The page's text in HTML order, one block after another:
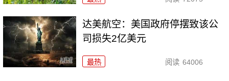
达美航空：美国政府停摆致该公
司损失2亿美元
最热 阅读 64006